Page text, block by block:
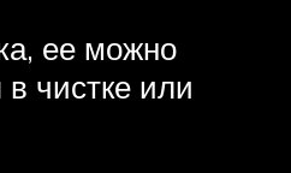
ее можно
чистке или